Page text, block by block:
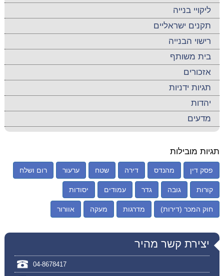
ליקויי בנייה
תקנים ישראליים
רישוי הבנייה
בית משותף
אזכורים
תגיות ידניות
יהדות
מדעים
תגיות מובילות
פסק דין מהנדס דירה שטח ערעור רום ושלח
קורות גובה גדר עמודים יסודות
חוק המכר (דירות) מדרגות מעקה אוורור
יצירת קשר מהיר
04-8678417